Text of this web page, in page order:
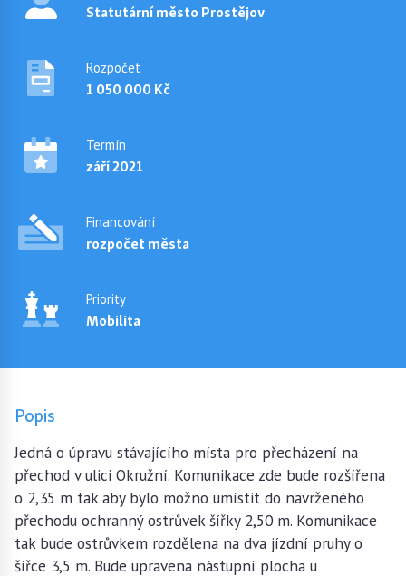
Statutární město Prostějov
Rozpočet
1 050 000 Kč
Termín
září 2021
Financování
rozpočet města
Priority
Mobilita
Popis
Jedná o úpravu stávajícího místa pro přecházení na
přechod v ulici Okružní. Komunikace zde bude rozšířena
o 2,35 m tak aby bylo možno umístit do navrženého
přechodu ochranný ostrůvek šířky 2,50 m. Komunikace
tak bude ostrůvkem rozdělena na dva jízdní pruhy o
šířce 3,5 m. Bude upravena nástupní plocha u